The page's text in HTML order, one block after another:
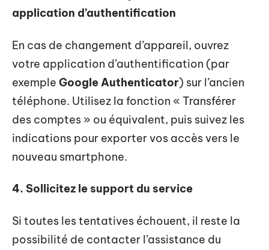
application d’authentification
En cas de changement d’appareil, ouvrez
votre application d’authentification (par
exemple Google Authenticator) sur l’ancien
téléphone. Utilisez la fonction « Transférer
des comptes » ou équivalent, puis suivez les
indications pour exporter vos accès vers le
nouveau smartphone.
4. Sollicitez le support du service
Si toutes les tentatives échouent, il reste la
possibilité de contacter l’assistance du